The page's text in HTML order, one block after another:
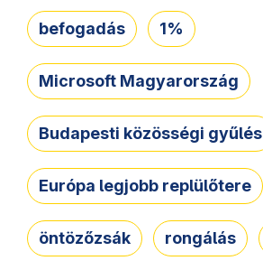
befogadás 1%
Microsoft Magyarország
Budapesti közösségi gyűlés
Európa legjobb replülőtere
öntözőzsák rongálás